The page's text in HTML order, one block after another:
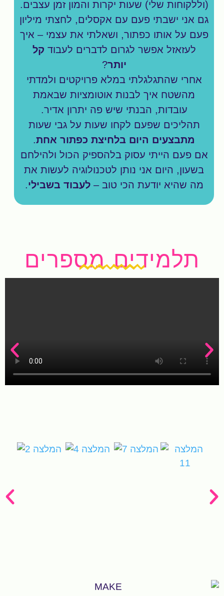
(וללקוחות שלי) שעות יקרות והמון זמן עצבים.
גם אני ישבתי פעם עם אקסלים, לחצתי מיליון
פעם על אותו כפתור, ושאלתי את עצמי – איך
לעזאזל אפשר לגרום לדברים לעבוד קל
יותר?
אחרי שהתגלגלתי במלא פרויקטים ולמדתי
מהשטח איך לבנות אוטומציות שבאמת
עובדות, הבנתי שיש פה יתרון אדיר.
תהליכים שפעם לקחו שעות על גבי שעות
מתבצעים היום בלחיצת כפתור אחת.
אם פעם הייתי עסוק בלהספיק הכול ולהילחם
בשעון, היום אני נותן לטכנולוגיה לעשות את
מה שהיא יודעת הכי טוב –לעבוד בשבילי.
תלמידים מספרים